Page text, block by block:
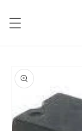
al contenido
a la
información
del producto